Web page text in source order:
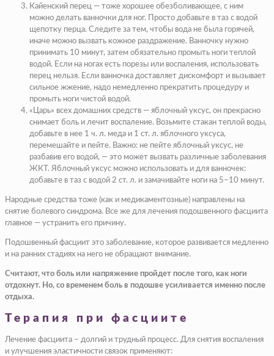
Кайенский перец — тоже хорошее обезболивающее, с ним
можно делать ванночки для ног. Просто добавьте в таз с водой
щепотку перца. Следите за тем, чтобы вода не была горячей,
иначе можно вызвать кожное раздражение. Ванночку нужно
принимать 10 минут, затем обязательно промыть ноги теплой
водой. Если на ногах есть порезы или воспаления, использовать
перец нельзя. Если ванночка доставляет дискомфорт и вызывает
сильное жжение, надо немедленно прекратить процедуру и
промыть ноги чистой водой.
«Царь» всех домашних средств — яблочный уксус, он прекрасно
снимает боль и лечит воспаление. Возьмите стакан теплой воды,
добавьте в нее 1 ч. л. меда и 1 ст. л. яблочного уксуса,
перемешайте и пейте. Важно: не пейте яблочный уксус, не
разбавив его водой, — это может вызвать различные заболевания
ЖКТ. Яблочный уксус можно использовать и для ванночек:
добавьте в таз с водой 2 ст. л. и замачивайте ноги на 5–10 минут.
Народные средства тоже (как и медикаментозные) направлены на
снятие болевого синдрома. Все же для лечения подошвенного фасциита
главное — устранить его причину.
Подошвенный фасциит это заболевание, которое развивается медленно
и на ранних стадиях на него не обращают внимание.
Считают, что боль или напряжение пройдет после того, как ноги
отдохнут. Но, со временем боль в подошве усиливается именно после
отдыха.
Терапия при фасциите
Лечение фасциита – долгий и трудный процесс. Для снятия воспаления
и улучшения эластичности связок применяют: